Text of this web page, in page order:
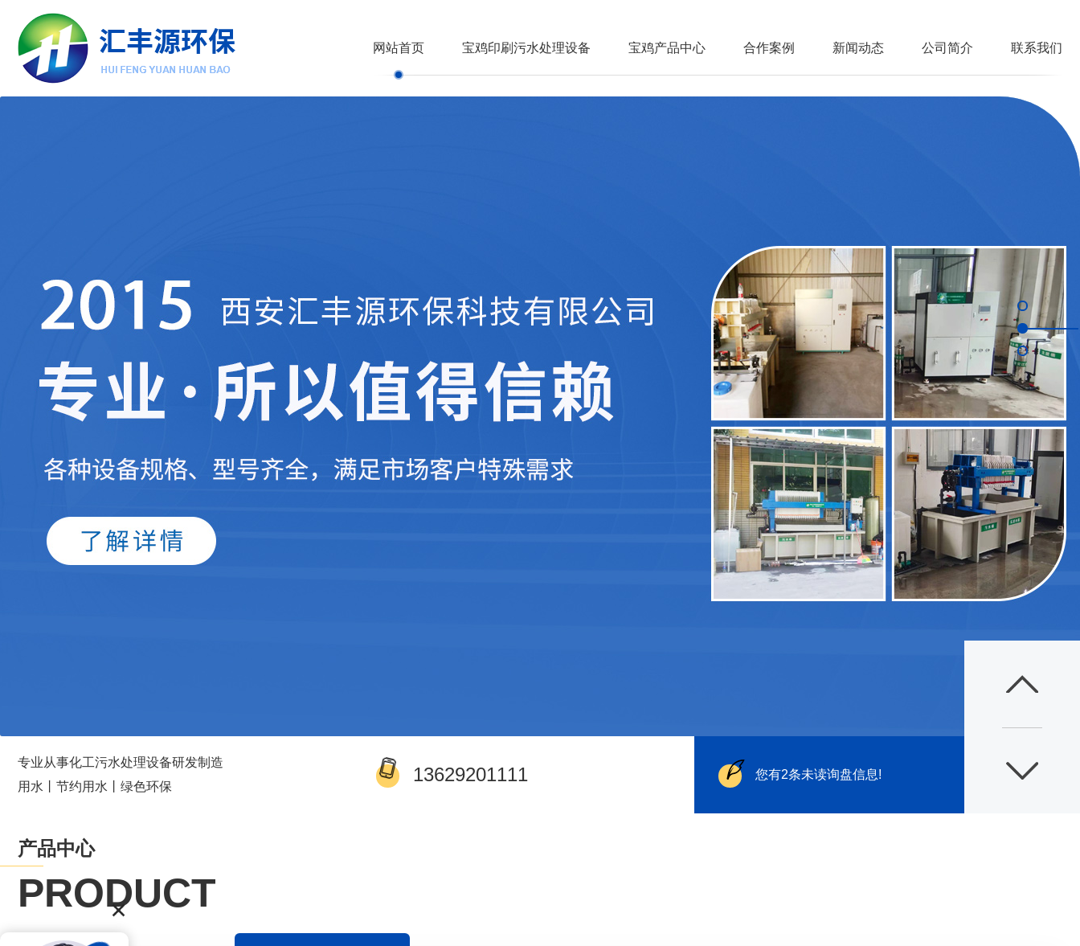
网站首页 宝鸡印刷污水处理设备 宝鸡产品中心 合作案例 新闻动态 公司简介 联系我们
专业从事化工污水处理设备研发制造
用水丨节约用水丨绿色环保
13629201111 您有2条未读询盘信息!
产品中心
PRODUCT